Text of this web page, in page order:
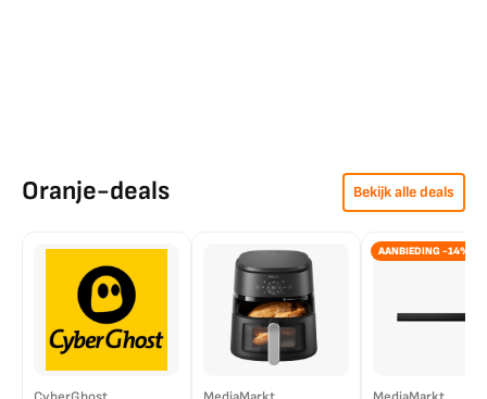
Oranje-deals Bekijk alle deals
AANBIEDING -14%